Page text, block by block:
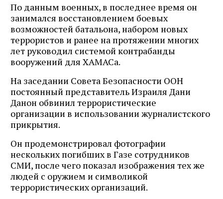
По данным военных, в последнее время он
занимался восстановлением боевых
возможностей батальона, набором новых
террористов и ранее на протяжении многих
лет руководил системой контрабанды
вооружений для ХАМАСа.
На заседании Совета Безопасности ООН
постоянный представитель Израиля Дани
Данон обвинил террористические
организации в использовании журналистского
прикрытия.
Он продемонстрировал фотографии
нескольких погибших в Газе сотрудников
СМИ, после чего показал изображения тех же
людей с оружием и символикой
террористических организаций.